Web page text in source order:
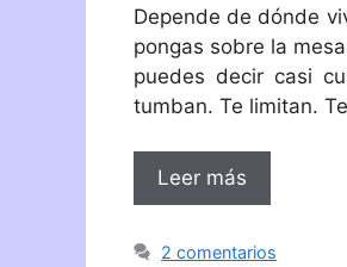
Depende de dónde
pongas sobre la
puedes decir casi
tumban. Te limitan.
Leer más
2 comentarios